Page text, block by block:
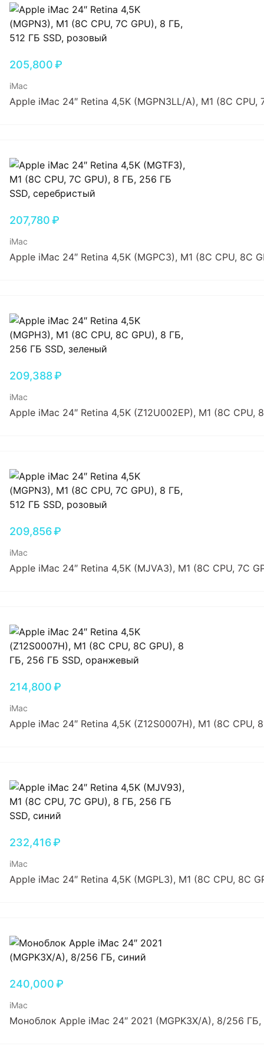
205,800₽
iMac
Apple iMac 24″ Retina 4,5K (MGPN3LL/A), M1 (8C
207,780₽
iMac
Apple iMac 24″ Retina 4,5K (MGPC3), M1 (8C CPU, 8C
209,388₽
iMac
Apple iMac 24″ Retina 4,5K (Z12U002EP), M1 (8C CPU,
209,856₽
iMac
Apple iMac 24″ Retina 4,5K (MJVA3), M1 (8C CPU, 7C
214,800₽
iMac
Apple iMac 24″ Retina 4,5K (Z12S0007H), M1 (8C
232,416₽
iMac
Apple iMac 24″ Retina 4,5K (MGPL3), M1 (8C CPU, 8C
240,000₽
iMac
Моноблок Apple iMac 24″ 2021 (MGPK3X/A), 8/256 ГБ,